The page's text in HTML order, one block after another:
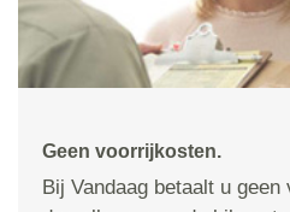
Geen voorrijkosten.
Bij Vandaag betaalt u